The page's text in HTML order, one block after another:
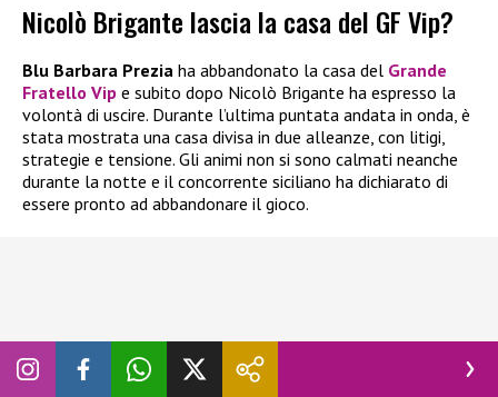
Nicolò Brigante lascia la casa del GF Vip?
Blu Barbara Prezia ha abbandonato la casa del Grande
Fratello Vip e subito dopo Nicolò Brigante ha espresso la
volontà di uscire. Durante l’ultima puntata andata in onda, è
stata mostrata una casa divisa in due alleanze, con litigi,
strategie e tensione. Gli animi non si sono calmati neanche
durante la notte e il concorrente siciliano ha dichiarato di
essere pronto ad abbandonare il gioco.